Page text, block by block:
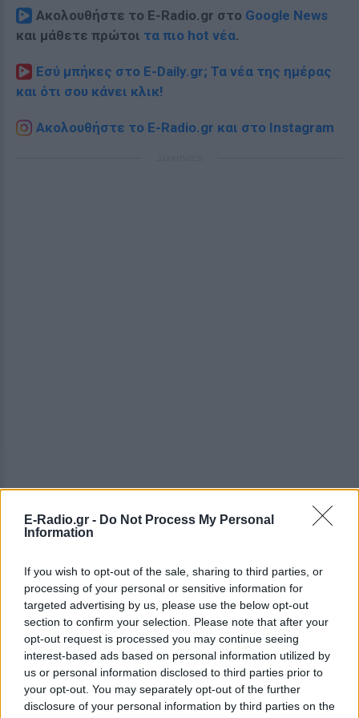
E-Radio.gr - Do Not Process My Personal
Information
If you wish to opt-out of the sale, sharing to third parties, or
processing of your personal or sensitive information for
targeted advertising by us, please use the below opt-out
section to confirm your selection. Please note that after your
opt-out request is processed you may continue seeing
interest-based ads based on personal information utilized by
us or personal information disclosed to third parties prior to
your opt-out. You may separately opt-out of the further
disclosure of your personal information by third parties on the
Ακολουθήστε το E-Radio.gr στο Google News
και μάθετε πρώτοι τα πιο hot νέα.
Εσύ μπήκες στο E-Daily.gr; Τα νέα της ημέρας
και ότι σου κάνει κλικ!
Ακολουθήστε το E-Radio.gr και στο Instagram
ΣΤΗΝ ΙΔΙΑ ΚΑΤΗΓΟΡΙΑ
Κατερίνα Παπουτσάκη: Ποζάρει
χαμογελαστή με μπικίνι στη
θάλασσα σε καλοκαιρινή
διάθεση
ΣΉΜΕΡΑ
Η ηθοποιός μοιράστηκε στιγμές από την